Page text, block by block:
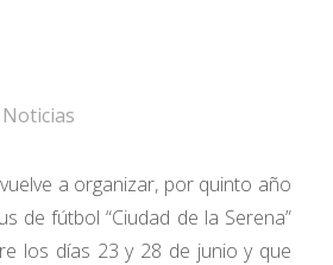
Noticias
a organizar, por quinto año
de fútbol “Ciudad de la Serena”
los días 23 y 28 de junio y que